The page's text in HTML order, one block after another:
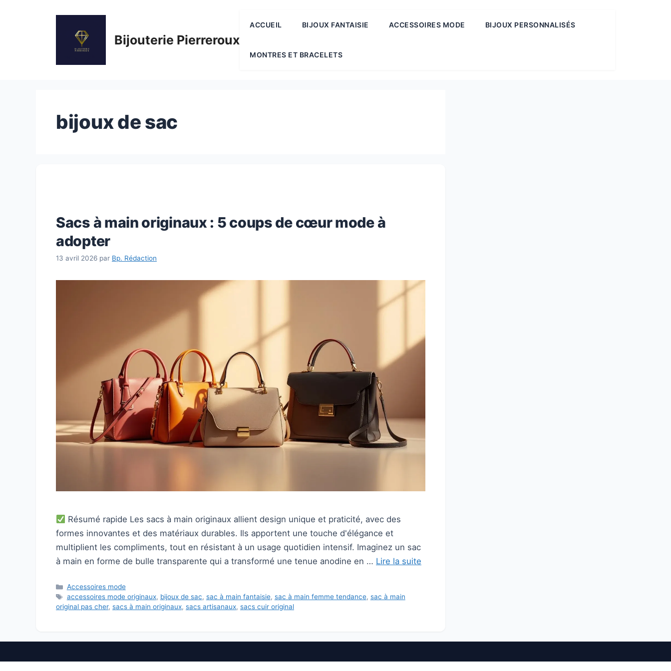
Bijouterie Pierreroux
ACCUEIL BIJOUX FANTAISIE ACCESSOIRES MODE BIJOUX PERSONNALISÉS
MONTRES ET BRACELETS
bijoux de sac
Sacs à main originaux : 5 coups de cœur mode à
adopter
13 avril 2026 par Bp. Rédaction
Résumé rapide Les sacs à main originaux allient design unique et praticité, avec des
formes innovantes et des matériaux durables. Ils apportent une touche d'élégance et
multiplient les compliments, tout en résistant à un usage quotidien intensif. Imaginez un sac
à main en forme de bulle transparente qui a transformé une tenue anodine en … Lire la suite
Catégories
Accessoires mode
Étiquettes
accessoires mode originaux, bijoux de sac, sac à main fantaisie, sac à main femme tendance, sac à main
original pas cher, sacs à main originaux, sacs artisanaux, sacs cuir original